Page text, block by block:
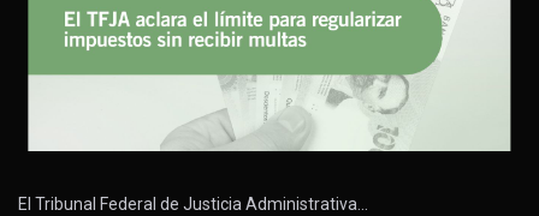
El Tribunal Federal de Justicia Administrativa…